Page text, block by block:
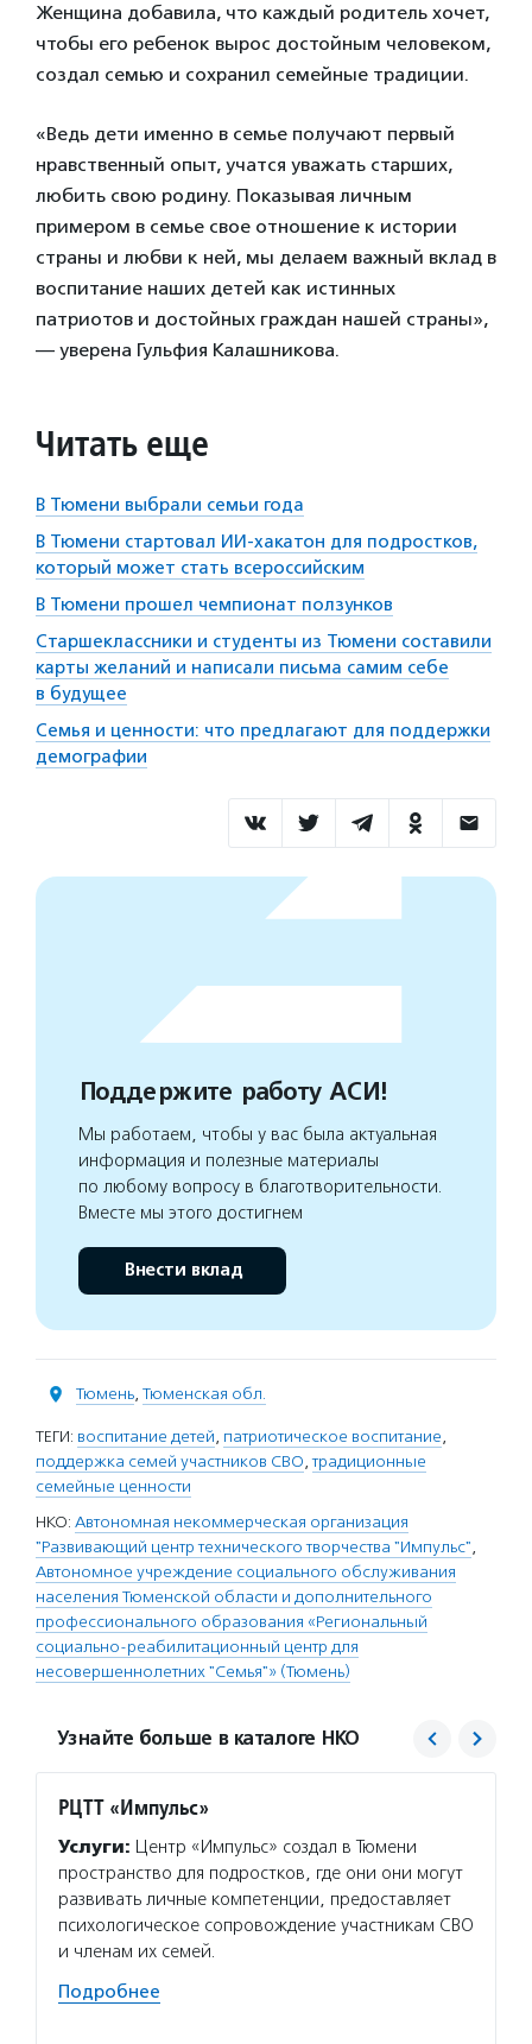
Женщина добавила, что каждый родитель хочет,
чтобы его ребенок вырос достойным человеком,
создал семью и сохранил семейные традиции.
«Ведь дети именно в семье получают первый
нравственный опыт, учатся уважать старших,
любить свою родину. Показывая личным
примером в семье свое отношение к истории
страны и любви к ней, мы делаем важный вклад в
воспитание наших детей как истинных
патриотов и достойных граждан нашей страны»,
— уверена Гульфия Калашникова.
Читать еще
В Тюмени выбрали семьи года
В Тюмени стартовал ИИ-хакатон для подростков,
который может стать всероссийским
В Тюмени прошел чемпионат ползунков
Старшеклассники и студенты из Тюмени составили
карты желаний и написали письма самим себе
в будущее
Семья и ценности: что предлагают для поддержки
демографии
Поддержите работу АСИ!
Мы работаем, чтобы у вас была актуальная
информация и полезные материалы
по любому вопросу в благотворительности.
Вместе мы этого достигнем
Внести вклад
Тюмень, Тюменская обл.
ТЕГИ: воспитание детей, патриотическое воспитание,
поддержка семей участников СВО,традиционные
семейные ценности
НКО: Автономная некоммерческая организация
"Развивающий центр технического творчества "Импульс",
Автономное учреждение социального обслуживания
населения Тюменской области и дополнительного
профессионального образования «Региональный
социально-реабилитационный центр для
несовершеннолетних "Семья"» (Тюмень)
Узнайте больше в каталоге НКО
РЦТТ «Импульс»
Услуги: Центр «Импульс» создал в Тюмени
пространство для подростков, где они они могут
развивать личные компетенции, предоставляет
психологическое сопровождение участникам СВО
и членам их семей.
Подробнее